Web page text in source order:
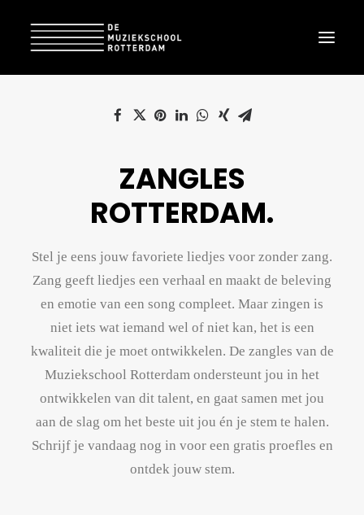
[ess_grid alias="Cursusgrid"]
ZANGLES
ROTTERDAM.
Stel je eens jouw favoriete liedjes voor zonder zang.
Zang geeft liedjes een verhaal en maakt de beleving
en emotie van een song compleet. Maar zingen is
niet iets wat iemand wel of niet kan, het is een
kwaliteit die je moet ontwikkelen. De zangles van de
Muziekschool Rotterdam ondersteunt jou in het
ontwikkelen van dit talent, en gaat samen met jou
aan de slag om het beste uit jou én je stem te halen.
Schrijf je vandaag nog in voor een gratis proefles en
ontdek jouw stem.